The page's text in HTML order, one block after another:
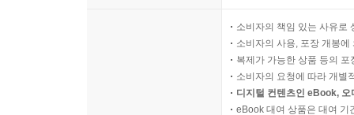
소비자의 책임 있는 사유로
소비자의 사용, 포장 개봉
복제가 가능한 상품 등의
소비자의 요청에 따라 개별
디지털 컨텐츠인 eBook,
eBook 대여 상품은 대여 기